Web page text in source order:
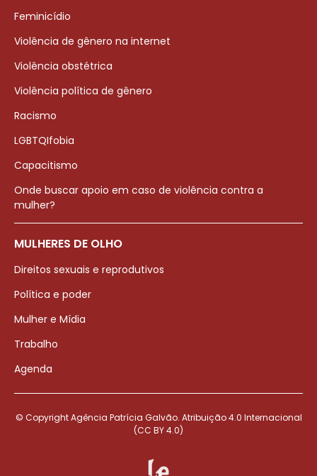
Feminicídio
Violência de gênero na internet
Violência obstétrica
Violência política de gênero
Racismo
LGBTQIfobia
Capacitismo
Onde buscar apoio em caso de violência contra a
mulher?
MULHERES DE OLHO
Direitos sexuais e reprodutivos
Política e poder
Mulher e Mídia
Trabalho
Agenda
© Copyright Agência Patrícia Galvão. Atribuição 4.0 Internacional
(CC BY 4.0)